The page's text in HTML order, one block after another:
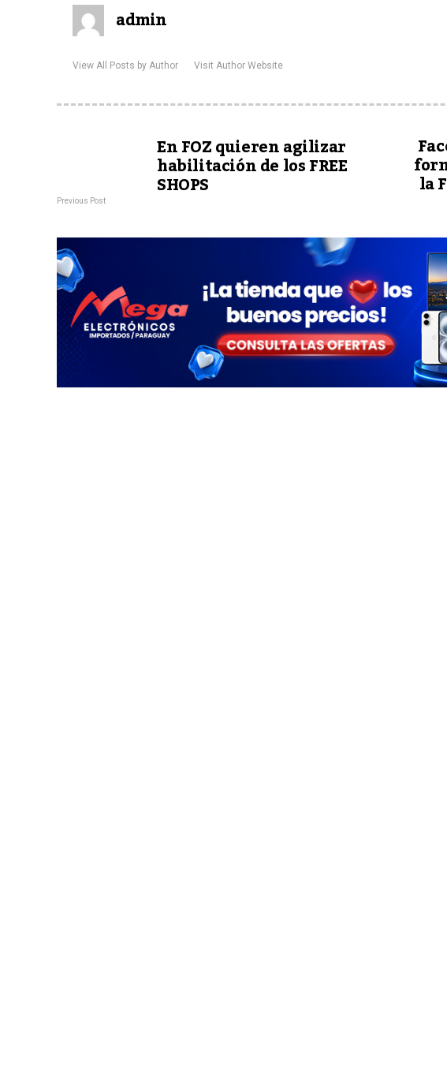
admin
View All Posts by Author Visit Author Website
En FOZ quieren agilizar
habilitación de los FREE
SHOPS
Previous Post
la